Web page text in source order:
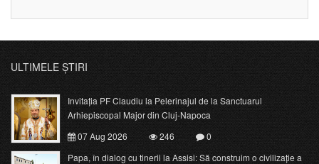
ULTIMELE ȘTIRI
Invitația PF Claudiu la Pelerinajul de la Sanctuarul
Arhiepiscopal Major din Cluj-Napoca
07 Aug 2026
246
0
Papa, în dialog cu tinerii la Assisi: Să construim o civilizație a